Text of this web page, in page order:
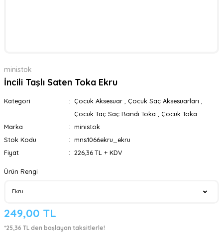
ministok
İncili Taşlı Saten Toka Ekru
Kategori Çocuk Aksesuar Çocuk Saç Aksesuarları
Çocuk Taç Saç Bandı Toka
Çocuk Toka
Marka
ministok
Stok Kodu
mns1066ekru_ekru
Fiyat
226,36 TL + KDV
Ürün Rengi
249,00 TL
*25,36 TL den başlayan taksitlerle!